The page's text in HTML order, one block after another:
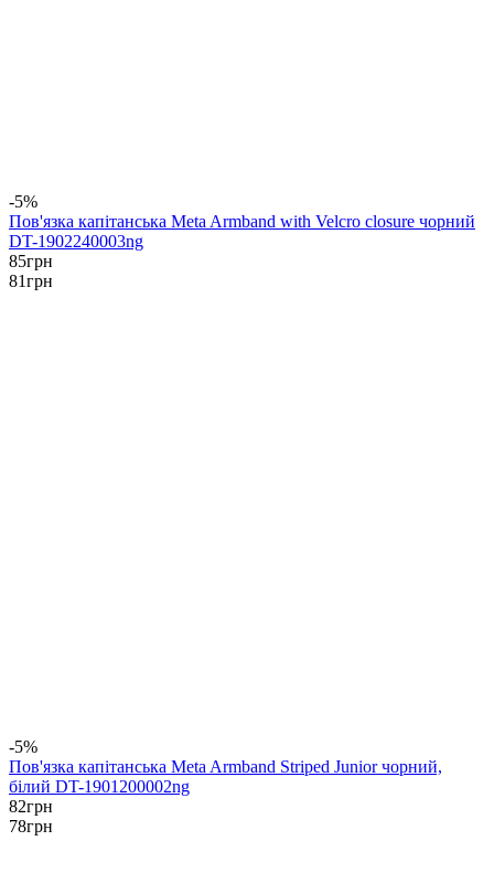
-5%
Пов'язка капітанська Meta Armband with Velcro closure чорний
DT-1902240003ng
85грн
81грн
-5%
Пов'язка капітанська Meta Armband Striped Junior чорний,
білий DT-1901200002ng
82грн
78грн